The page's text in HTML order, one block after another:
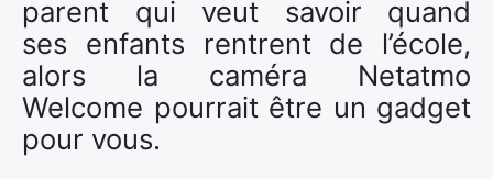
parent qui veut savoir quand
ses enfants rentrent de l’école,
alors la caméra Netatmo
Welcome pourrait être un gadget
pour vous.